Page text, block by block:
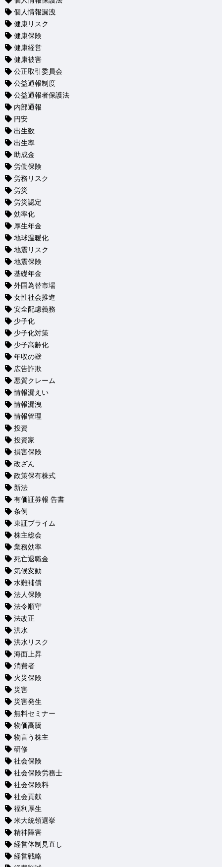
個人情報漏洩
健康リスク
健康保険
健康経営
健康被害
公正取引委員会
公益通報制度
公益通報者保護法
内部通報
円安
出生数
出生率
助成金
労働保険
労務リスク
労災
労災認定
効率化
厚生年金
地球温暖化
地震リスク
地震保険
基礎年金
外国為替市場
女性社会推進
安全配慮義務
少子化
少子化対策
少子高齢化
年収の壁
広告詐欺
悪質クレーム
情報漏えい
情報漏洩
情報管理
投資
投資家
損害保険
改ざん
政策保有株式
新法
有価証券報 告書
条例
東証プライム
株主総会
業務効率
死亡退職金
気候変動
水難補償
法人保険
法令順守
法改正
洪水
洪水リスク
海面上昇
消費者
火災保険
災害
災害発生
無料セミナー
物価高騰
物言う株主
研修
社会保険
社会保険労務士
社会保険料
社会貢献
福利厚生
米大統領選挙
精神障害
経営体制見直し
経営戦略